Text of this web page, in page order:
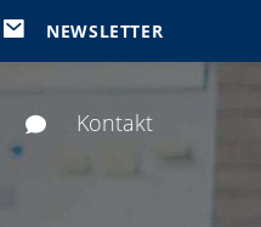
NEWSLETTER
Kontakt